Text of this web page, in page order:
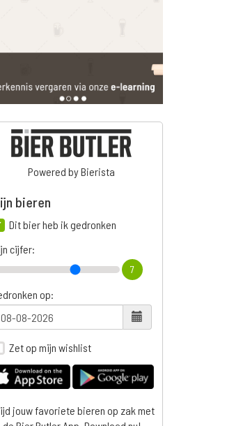
Powered by Bierista
bieren
Dit bier heb ik gedronken
cijfer:
7
op:
Zet op mijn wishlist
jouw favoriete bieren op zak met